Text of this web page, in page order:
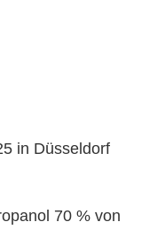
in Düsseldorf
70 % von